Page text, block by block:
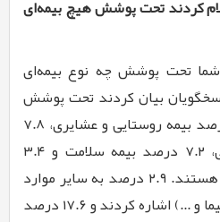
کردند تحت پوشش هیچ بیمه‌ای
تحت پوشش چه نوع بیمه‌ای
از پاسخگویان بیان کردند تحت پوشش
بیمه تامین اجتماعی، ۹.۸ درصد بیمه روستایی و عشایری، ۷.۸
درصد بیمه خدمات درمانی، ۷.۲ درصد بیمه سلامت و ۳.۴
درصد بیمه نیروهای مسلح هستند. ۲.۹ درصد به سایر موارد
(رانندگان، بانک‌ها، صداو سیما و ...) اشاره کردند و ۱۷.۶ درصد